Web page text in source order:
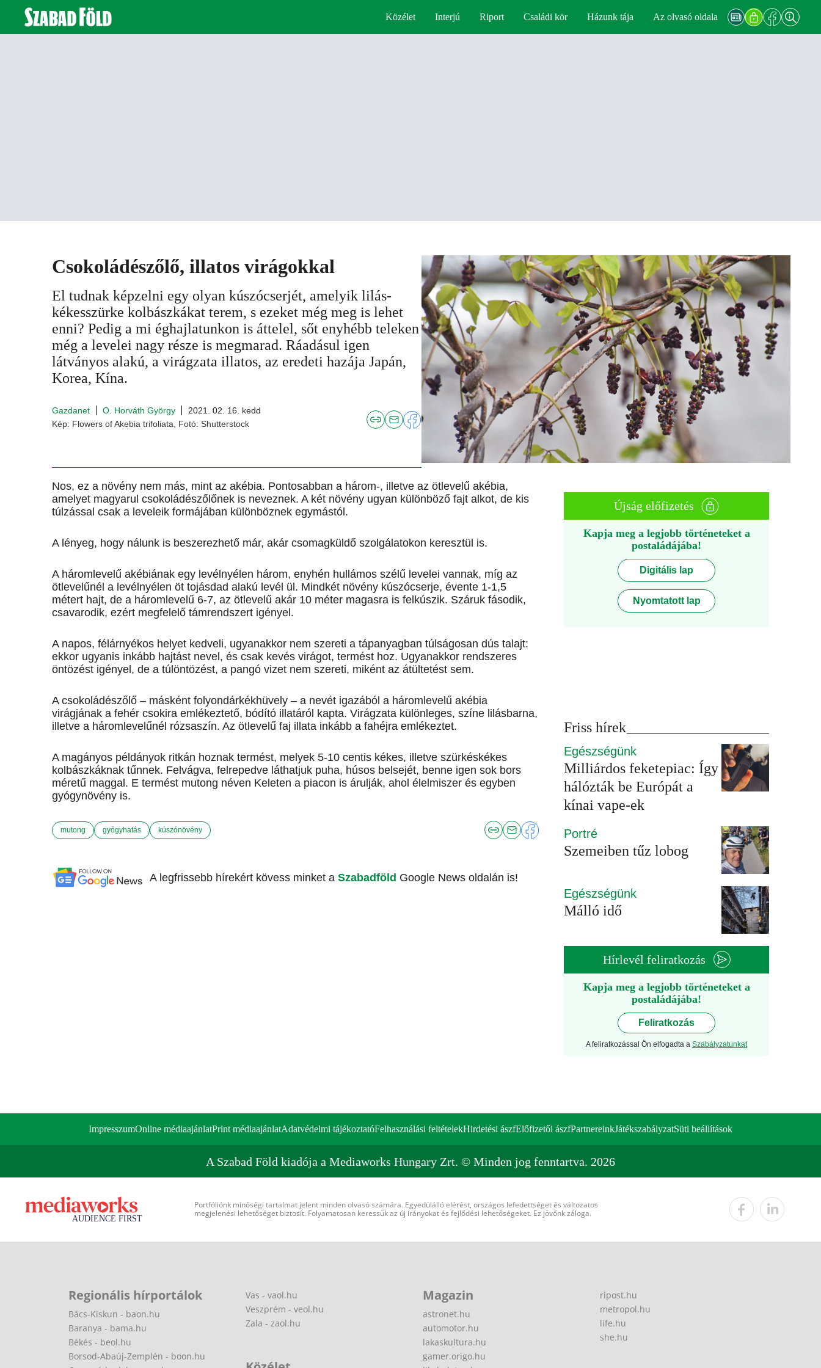
Közélet Interjú Riport Családi kör Házunk tája Az olvasó oldala
Csokoládészőlő, illatos virágokkal
El tudnak képzelni egy olyan kúszócserjét, amelyik lilás-
kékesszürke kolbászkákat terem, s ezeket még meg is lehet
enni? Pedig a mi éghajlatunkon is áttelel, sőt enyhébb teleken
még a levelei nagy része is megmarad. Ráadásul igen
látványos alakú, a virágzata illatos, az eredeti hazája Japán,
Korea, Kína.
Gazdanet O. Horváth György
2021. 02. 16. kedd
Kép: Flowers of Akebia trifoliata, Fotó: Shutterstock
Nos, ez a növény nem más, mint az akébia. Pontosabban a három-, illetve az ötlevelű akébia,
amelyet magyarul csokoládészőlőnek is neveznek. A két növény ugyan különböző fajt alkot, de kis
túlzással csak a leveleik formájában különböznek egymástól.
A lé­nyeg, hogy nálunk is beszerezhető már, akár csomagküldő szolgálatokon keresztül is.
A háromlevelű akébiának egy levélnyélen három, enyhén hullámos szélű levelei vannak, míg az
ötlevelűnél a levélnyélen öt tojásdad alakú levél ül. Mindkét növény kúszócserje, évente 1-1,5
métert hajt, de a háromlevelű 6-7, az ötlevelű akár 10 méter magasra is ­felkúszik. Száruk fásodik,
csavarodik, ezért megfelelő támrendszert igényel.
A napos, félárnyékos helyet kedveli, ugyanakkor nem szereti a tápanyagban túlságosan dús talajt:
ekkor ugyanis inkább hajtást nevel, és csak kevés virágot, termést hoz. Ugyanakkor rendszeres
öntözést igényel, de a túlöntözést, a pangó vizet nem szereti, miként az átültetést sem.
A csokoládészőlő – másként fo­lyondár­kék­hüvely – a nevét igazából a háromlevelű akébia
virágjának a fehér csokira emlékeztető, bódító illatáról kapta. Virágzata különleges, színe lilásbarna,
illetve a háromlevelűnél rózsaszín. Az ötlevelű faj illata inkább a fahéjra emlékeztet.
A magányos példányok ritkán hoznak termést, melyek 5-10 centis kékes, illetve szürkéskékes
kolbászkáknak tűnnek. Felvágva, felrepedve láthatjuk puha, húsos belsejét, benne igen sok bors
méretű maggal. E termést mutong néven Keleten a piacon is árulják, ahol élelmiszer és egyben
gyógynövény is.
mutong gyógyhatás kúszónövény
A legfrissebb hírekért kövess minket a Szabadföld Google News oldalán is!
Újság előfizetés
Kapja meg a legjobb történeteket a
postaládájába!
Digitális lap
Nyomtatott lap
Friss hírek
Egészségünk
Milliárdos feketepiac: Így
hálózták be Európát a
kínai vape-ek
Portré
Szemeiben tűz lobog
Egészségünk
Málló idő
Hírlevél feliratkozás
Kapja meg a legjobb történeteket a
postaládájába!
Feliratkozás
A feliratkozással Ön elfogadta a Szabályzatunkat
ImpresszumOnline médiaajánlatPrint médiaajánlatAdatvédelmi tájékoztatóFelhasználási feltételekHirdetési ászfElőfizetői ászfPartnereinkJátékszabályzatSüti beállítások
A Szabad Föld kiadója a Mediaworks Hungary Zrt. © Minden jog fenntartva. 2026
Portfóliónk minőségi tartalmat jelent minden olvasó számára. Egyedülálló elérést, országos lefedettséget és változatos
megjelenési lehetőséget biztosít. Folyamatosan keressük az új irányokat és fejlődési lehetőségeket. Ez jövőnk záloga.
Regionális hírportálok
Bács-Kiskun - baon.hu
Baranya - bama.hu
Békés - beol.hu
Borsod-Abaúj-Zemplén - boon.hu
Vas - vaol.hu
Veszprém - veol.hu
Zala - zaol.hu
Magazin
astronet.hu
automotor.hu
lakaskultura.hu
gamer.origo.hu
ripost.hu
metropol.hu
life.hu
she.hu